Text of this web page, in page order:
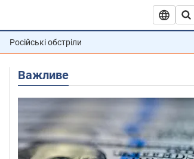
Російські обстріли
Важливе